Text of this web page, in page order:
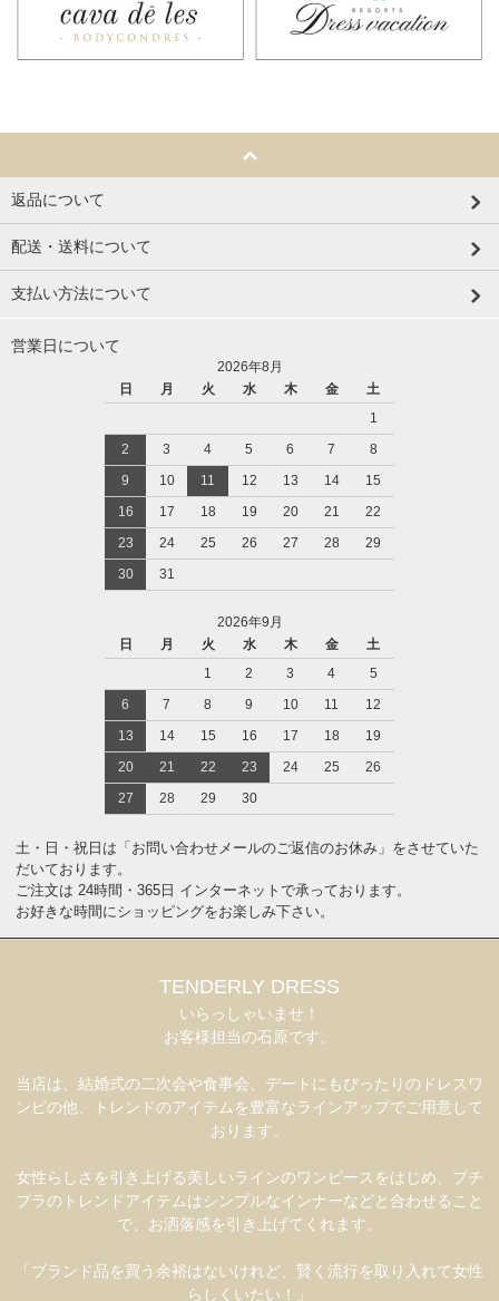
返品について
配送・送料について
支払い方法について
営業日について
2026年8月
日
月 火 水 木 金
土
1
2
3 4 5 6 7
8
9
10 11 12 13 14
15
16
17 18 19 20 21
22
23
24 25 26 27 28
29
30
31
2026年9月
日
月 火 水 木 金
土
1
2 3 4
5
6
7 8 9 10 11
12
13
14 15 16 17 18
19
20
21 22 23 24 25
26
27
28 29 30
土・日・祝日は「お問い合わせメールのご返信のお休み」をさせていた
だいております。
ご注文は 24時間・365日 インターネットで承っております。
お好きな時間にショッピングをお楽しみ下さい。
TENDERLY DRESS
いらっしゃいませ！
お客様担当の石原です。
当店は、結婚式の二次会や食事会、デートにもぴったりのドレスワ
ンピの他、トレンドのアイテムを豊富なラインアップでご用意して
おります。
女性らしさを引き上げる美しいラインのワンピースをはじめ、プチ
プラのトレンドアイテムはシンプルなインナーなどと合わせること
で、お洒落感を引き上げてくれます。
「ブランド品を買う余裕はないけれど、賢く流行を取り入れて女性
らしくいたい！」